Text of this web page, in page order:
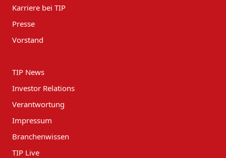
Karriere bei TIP
Presse
Vorstand
TIP News
Investor Relations
Verantwortung
Impressum
Branchenwissen
TIP Live